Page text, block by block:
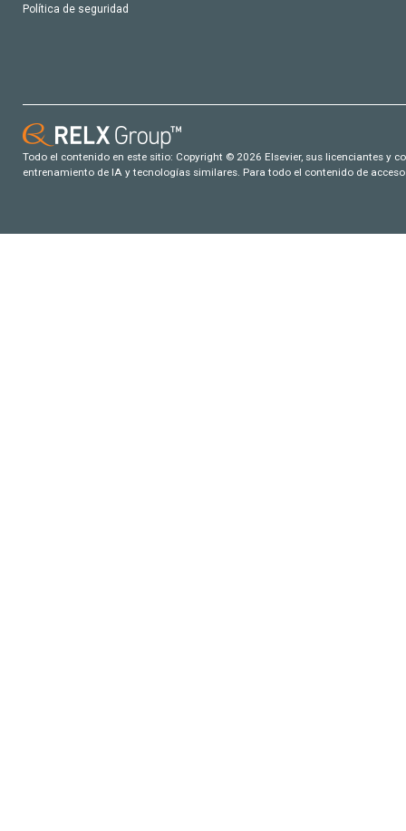
Política de seguridad
Todo el contenido en este sitio: Copyright © 2026 Elsevier, sus licenciantes y
entrenamiento de IA y tecnologías similares. Para todo el contenido de